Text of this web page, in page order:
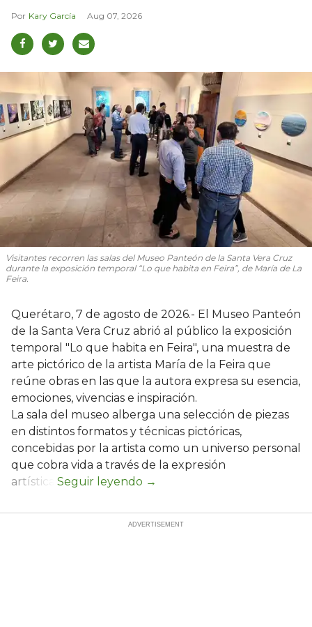
Kary García Aug 07, 2026
Visitantes recorren las salas del Museo Panteón de la Santa Vera Cruz
durante la exposición temporal “Lo que habita en Feira”, de María de La
Feira.
Querétaro, 7 de agosto de 2026.- El Museo Panteón
de la Santa Vera Cruz abrió al público la exposición
temporal "Lo que habita en Feira", una muestra de
arte pictórico de la artista María de la Feira que
reúne obras en las que la autora expresa su esencia,
emociones, vivencias e inspiración.
La sala del museo alberga una selección de piezas
en distintos formatos y técnicas pictóricas,
concebidas por la artista como un universo personal
que cobra vida a través de la expresión
artística.